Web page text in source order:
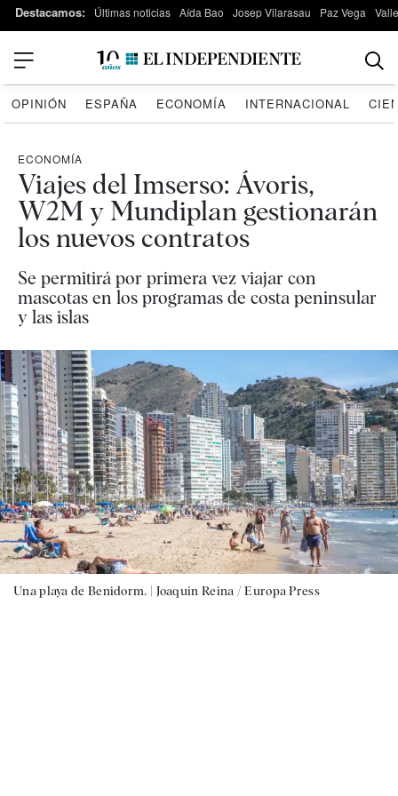
Destacamos: Últimas noticias Aída Bao Josep Vilarasau Paz Vega
OPINIÓN ESPAÑA ECONOMÍA INTERNACIONAL
ECONOMÍA
Viajes del Imserso: Ávoris,
W2M y Mundiplan gestionarán
los nuevos contratos
Se permitirá por primera vez viajar con
mascotas en los programas de costa peninsular
y las islas
Una playa de Benidorm. | Joaquín Reina / Europa Press